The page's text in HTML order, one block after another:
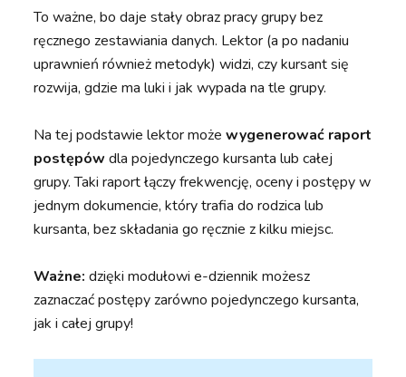
To ważne, bo daje stały obraz pracy grupy bez
ręcznego zestawiania danych. Lektor (a po nadaniu
uprawnień również metodyk) widzi, czy kursant się
rozwija, gdzie ma luki i jak wypada na tle grupy.
Na tej podstawie lektor możewygenerować raport
postępów dla pojedynczego kursanta lub całej
grupy. Taki raport łączy frekwencję, oceny i postępy w
jednym dokumencie, który trafia do rodzica lub
kursanta, bez składania go ręcznie z kilku miejsc.
Ważne: dzięki modułowi e-dziennik możesz
zaznaczać postępy zarówno pojedynczego kursanta,
jak i całej grupy!